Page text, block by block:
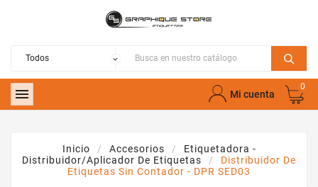
 Mi cuenta
0
Inicio Accesorios
Etiquetadora -
Distribuidor/aplicador De Etiquetas
Distribuidor De
Etiquetas Sin Contador - DPR SED03